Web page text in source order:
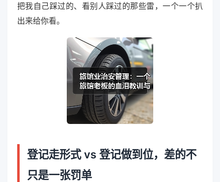
把我自己踩过的、看别人踩过的那些雷，一个一个扒
出来给你看。
登记走形式 vs 登记做到位，差的不
只是一张罚单